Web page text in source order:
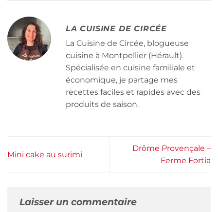
LA CUISINE DE CIRCÉE
La Cuisine de Circée, blogueuse
cuisine à Montpellier (Hérault).
Spécialisée en cuisine familiale et
économique, je partage mes
recettes faciles et rapides avec des
produits de saison.
Mini cake au surimi
Drôme Provençale –
Ferme Fortia
Laisser un commentaire